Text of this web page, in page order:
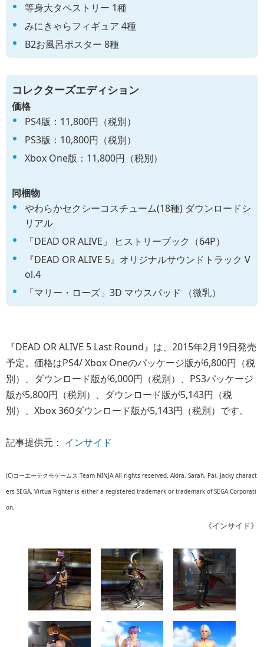
等身大タペストリー 1種
みにきゃらフィギュア 4種
B2お風呂ポスター 8種
コレクターズエディション
価格
PS4版：11,800円（税別）
PS3版：10,800円（税別）
Xbox One版：11,800円（税別）
同梱物
やわらかセクシーコスチューム(18種) ダウンロードシ
リアル
「DEAD OR ALIVE」 ヒストリーブック（64P）
『DEAD OR ALIVE 5』オリジナルサウンドトラック V
ol.4
「マリー・ローズ」3D マウスパッド （微乳）
『DEAD OR ALIVE 5 Last Round』は、2015年2月19日発売
予定。価格はPS4/ Xbox Oneのパッケージ版が6,800円（税
別）、ダウンロード版が6,000円（税別）、PS3パッケージ
版が5,800円（税別）、ダウンロード版が5,143円（税
別）、Xbox 360ダウンロード版が5,143円（税別）です。
記事提供元： インサイド
(C)コーエーテクモゲームス Team NINJA All rights reserved. Akira, Sarah, Pai, Jacky charact
ers SEGA. Virtua Fighter is either a registered trademark or trademark of SEGA Corporati
on.
《インサイド》